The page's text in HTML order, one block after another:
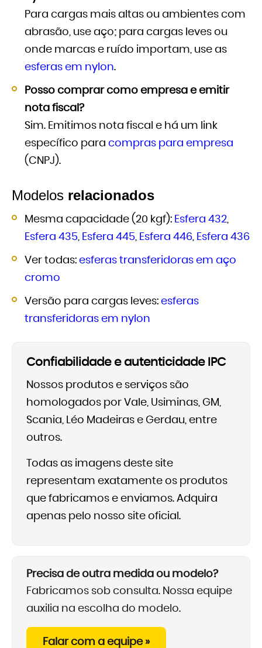
Para cargas mais altas ou ambientes com
abrasão, use aço; para cargas leves ou
onde marcas e ruído importam, use as
esferas em nylon.
Posso comprar como empresa e emitir
nota fiscal?
Sim. Emitimos nota fiscal e há um link
específico para compras para empresa
(CNPJ).
Modelos relacionados
Mesma capacidade (20 kgf): Esfera 432,
Esfera 435, Esfera 445, Esfera 446, Esfera 436
Ver todas: esferas transferidoras em aço
cromo
Versão para cargas leves: esferas
transferidoras em nylon
Confiabilidade e autenticidade IPC
Nossos produtos e serviços são
homologados por Vale, Usiminas, GM,
Scania, Léo Madeiras e Gerdau, entre
outros.
Todas as imagens deste site
representam exatamente os produtos
que fabricamos e enviamos. Adquira
apenas pelo nosso site oficial.
Precisa de outra medida ou modelo?
Fabricamos sob consulta. Nossa equipe
auxilia na escolha do modelo.
Falar com a equipe »